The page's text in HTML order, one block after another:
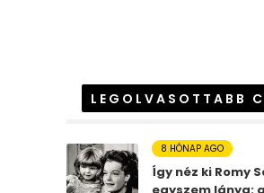
LEGOLVASOTTABB
8 HÓNAP AGO
Így néz ki Romy